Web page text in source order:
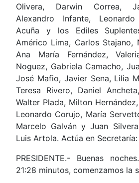
Olivera, Darwin Correa,
Alexandro Infante,
Acuña y los Ediles
Américo Lima, Carlos Stajano,
Ana María Fernández,
Noguez, Gabriela Camacho,
José Mafio, Javier Sena, Lilia
Teresa Rivero, Daniel
Walter Plada, Milton
Leonardo Corujo, María
Marcelo Galván y Juan
Luis Artola. Actúa en
PRESIDENTE.- Buenas
21:28 minutos, comenzamos la